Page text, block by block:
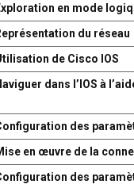
en mode
du réseau
de Cisco IOS
dans l’IOS à
des
en œuvre de la
des